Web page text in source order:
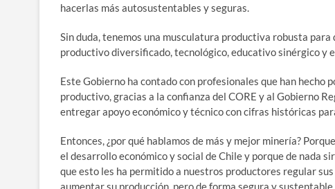
hacerlas más autosustentables y seguras.
Sin duda, tenemos una musculatura productiva robusta
productivo diversificado, tecnológico, educativo sinérgico y
Este Gobierno ha contado con profesionales que han
productivo, gracias a la confianza del CORE y al Gobierno
entregar apoyo económico y técnico con cifras históricas
Entonces, ¿por qué hablamos de más y mejor minería?
el desarrollo económico y social de Chile y porque de nada
que esto les ha permitido a nuestros productores regular
aumentar su producción, pero de forma segura y sustentable.